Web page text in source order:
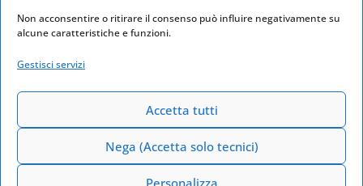
Non acconsentire o ritirare il consenso può influire negativamente su
alcune caratteristiche e funzioni.
Gestisci servizi
Accetta tutti
Nega (Accetta solo tecnici)
Personalizza